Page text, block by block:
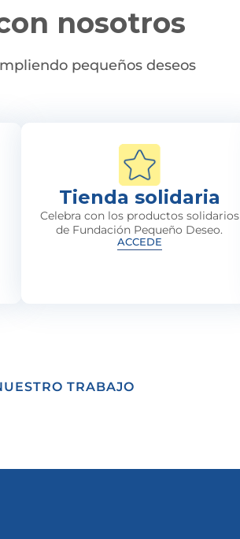
nosotros
pequeños deseos
Tienda solidaria
Celebra con los productos solidarios
de Fundación Pequeño Deseo.
ACCEDE
TRABAJO